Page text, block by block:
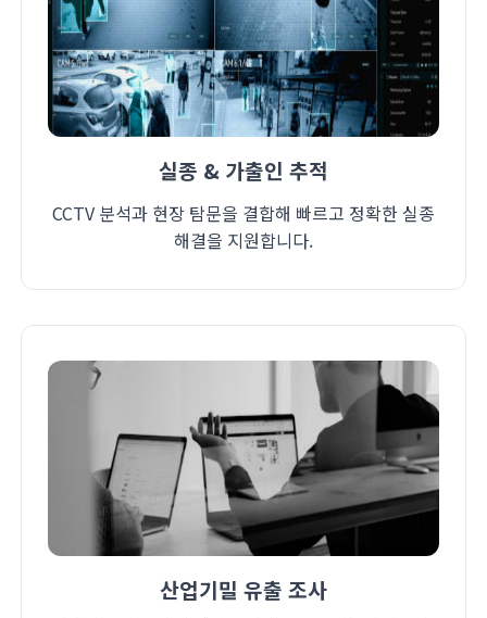
실종 & 가출인 추적
CCTV 분석과 현장 탐문을 결합해 빠르고 정확한 실종
해결을 지원합니다.
산업기밀 유출 조사